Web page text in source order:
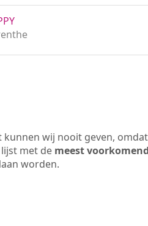
kunnen wij nooit geven, omdat
met de meest
worden.